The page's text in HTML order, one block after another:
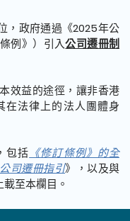
，政府通過《2025年公
例》）引入公司遷冊制
效益的途徑，讓非香港
在法律上的法人團體身
包括 《修訂條例》的全
公司遷冊指引》，以及與
至本欄目。